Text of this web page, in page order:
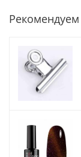
Рекомендуем